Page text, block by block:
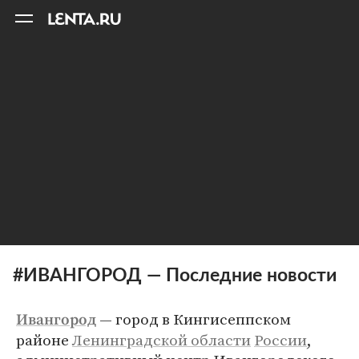
#ИВАНГОРОД — Последние новости
Ивангород — город в Кингисеппском
районеЛенинградской областиРоссии,